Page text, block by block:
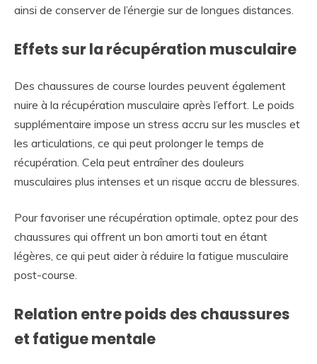
ainsi de conserver de l’énergie sur de longues distances.
Effets sur la récupération musculaire
Des chaussures de course lourdes peuvent également
nuire à la récupération musculaire après l’effort. Le poids
supplémentaire impose un stress accru sur les muscles et
les articulations, ce qui peut prolonger le temps de
récupération. Cela peut entraîner des douleurs
musculaires plus intenses et un risque accru de blessures.
Pour favoriser une récupération optimale, optez pour des
chaussures qui offrent un bon amorti tout en étant
légères, ce qui peut aider à réduire la fatigue musculaire
post-course.
Relation entre poids des chaussures
et fatigue mentale